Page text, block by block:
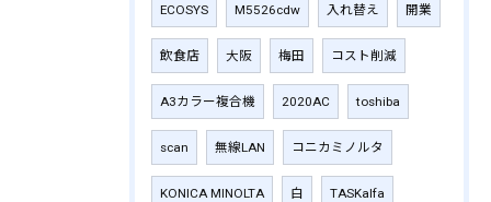
ECOSYS M5526cdw 入れ替え 開業
飲食店 大阪 梅田 コスト削減
A3カラー複合機 2020AC toshiba
scan 無線LAN コニカミノルタ
KONICA MINOLTA 白 TASKalfa